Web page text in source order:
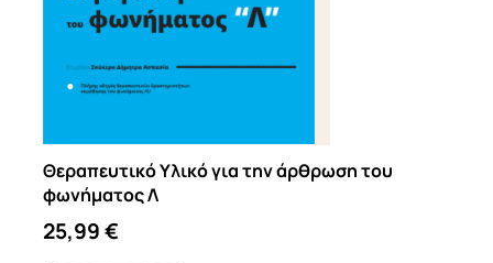
Θεραπευτικό Υλικό για την άρθρωση του
φωνήματος Λ
25,99€